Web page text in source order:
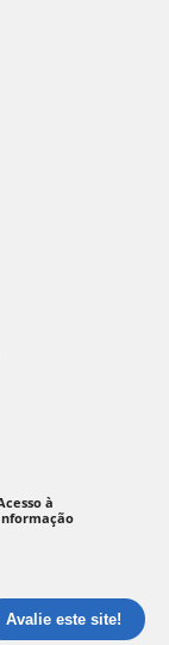
Avalie este site!